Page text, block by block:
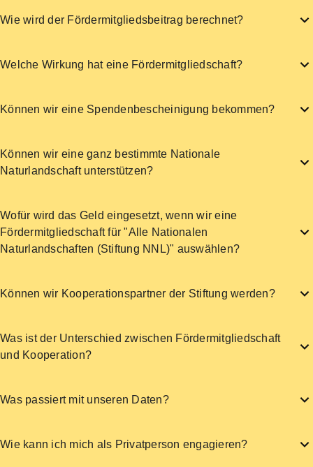
Wie wird der Fördermitgliedsbeitrag berechnet?
Welche Wirkung hat eine Fördermitgliedschaft?
Können wir eine Spendenbescheinigung bekommen?
Können wir eine ganz bestimmte Nationale
Naturlandschaft unterstützen?
Wofür wird das Geld eingesetzt, wenn wir eine
Fördermitgliedschaft für "Alle Nationalen
Naturlandschaften (Stiftung NNL)" auswählen?
Können wir Kooperationspartner der Stiftung werden?
Was ist der Unterschied zwischen Fördermitgliedschaft
und Kooperation?
Was passiert mit unseren Daten?
Wie kann ich mich als Privatperson engagieren?